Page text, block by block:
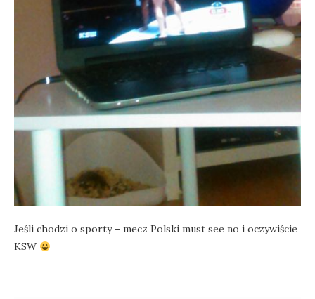
Jeśli chodzi o sporty – mecz Polski must see no i oczywiście
KSW